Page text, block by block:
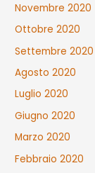
Novembre 2020
Ottobre 2020
Settembre 2020
Agosto 2020
Luglio 2020
Giugno 2020
Marzo 2020
Febbraio 2020